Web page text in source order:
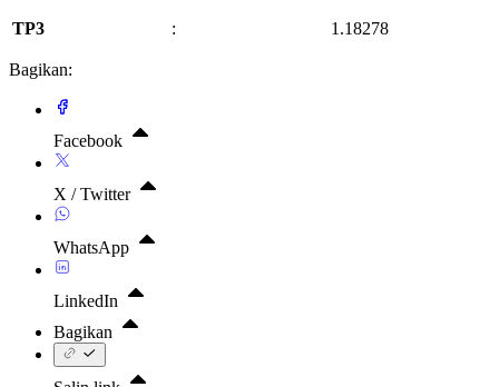
TP3 : 1.18278
Bagikan:
Facebook
X / Twitter
WhatsApp
LinkedIn
Bagikan